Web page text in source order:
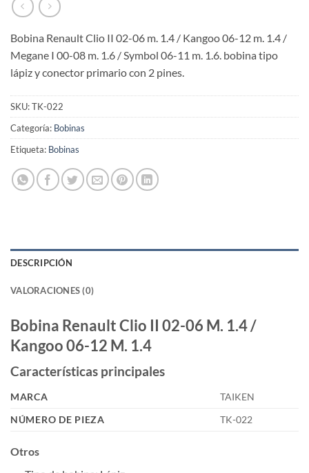
Bobina Renault Clio II 02-06 m. 1.4 / Kangoo 06-12 m. 1.4 /
Megane I 00-08 m. 1.6 / Symbol 06-11 m. 1.6. bobina tipo
lápiz y conector primario con 2 pines.
SKU:TK-022
Categoría: Bobinas
Etiqueta: Bobinas
DESCRIPCIÓN
VALORACIONES (0)
Bobina Renault Clio II 02-06 M. 1.4 /
Kangoo 06-12 M. 1.4
Características principales
MARCA
TAIKEN
NÚMERO DE PIEZA
TK-022
Otros